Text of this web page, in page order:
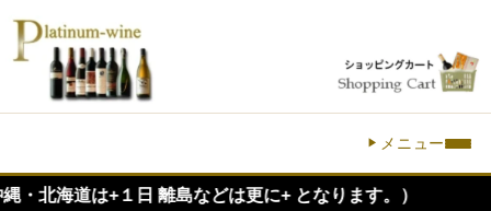
メニュー
日 離島などは更に+ となります。）